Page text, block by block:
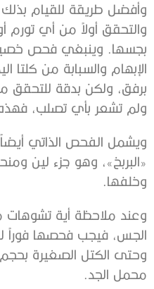
‫وأفضل طريقة للقيام
والتحقق أولاً من أي تورم
بجسها. وينبغي فحص
‫الإبهام والسبابة من كلتا
برفق، ولكن بدقة ‫للتحقق
ولم تشعر بأي تصلب،
‫ويشمل الفحص الذاتي
«البربخ»، وهو جزء لين
وخلفها.
وعند ملاحظة أية تشوهات
الجس، فيجب فحصها ‫فوراً
وحتى الكتل الصغيرة بحجم
محمل الجد.